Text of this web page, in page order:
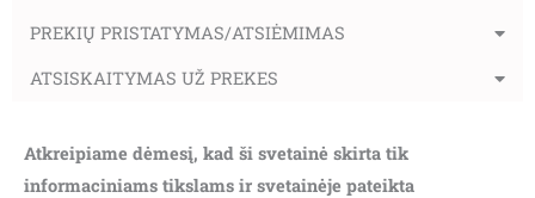
PREKIŲ PRISTATYMAS/ATSIĖMIMAS
ATSISKAITYMAS UŽ PREKES
Atkreipiame dėmesį, kad ši svetainė skirta tik
informaciniams tikslams ir svetainėje pateikta